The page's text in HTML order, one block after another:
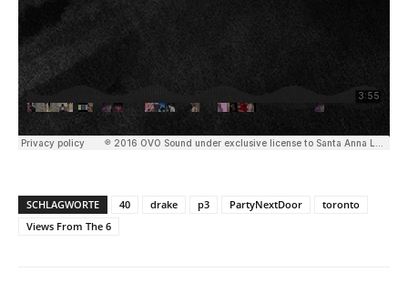
SCHLAGWORTE 40 drake p3 PartyNextDoor
toronto
Views From The 6